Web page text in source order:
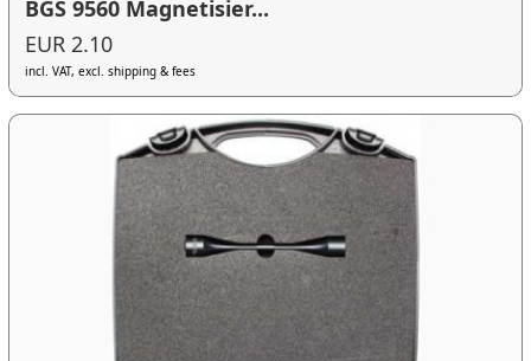
BGS 9560 Magnetisier...
EUR 2.10
incl. VAT, excl. shipping & fees